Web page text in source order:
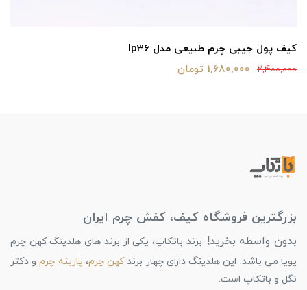
کیف پول جیبی چرم طبیعی مدل lp36
2,400,000 1,680,000 تومان
بزرگترین فروشگاه کیف، کفش چرم ایران
بدون واسطه بخرید! برند باتکاپ، یکی از برند های هلدینگ کهن چرم
پویا می باشد. این هلدینگ دارای چهار برندکهن چرم، پارینه چرمو دکتر
نگل و باتکاپ است.